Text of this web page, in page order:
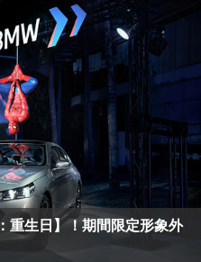
重生日】！期間限定形象外